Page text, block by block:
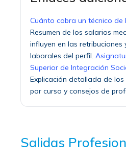
Cuánto cobra un técnico de
Resumen de los salarios
influyen en las retribuciones
laborales del perfil.
Superior de Integración
Explicación detallada de
por curso y consejos de
Salidas